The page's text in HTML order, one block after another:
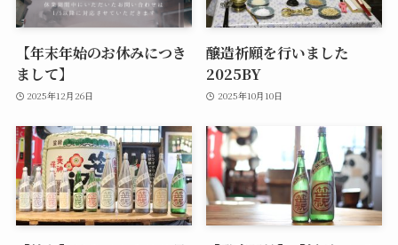
【年末年始のお休みにつき
まして】
2025年12月26日
醸造祈願を行いました
2025BY
2025年10月10日